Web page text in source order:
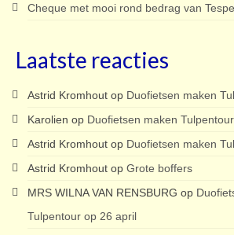
Cheque met mooi rond bedrag van
Laatste reacties
Astrid Kromhout op Duofietsen maken
Karolien op Duofietsen maken
Astrid Kromhout op Duofietsen maken
Astrid Kromhout op Grote boffers
MRS WILNA VAN RENSBURG op
Tulpentour op 26 april